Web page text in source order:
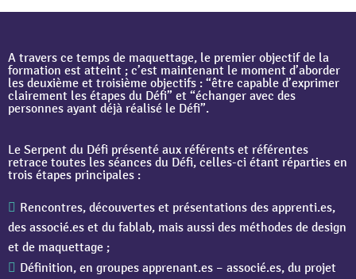
A travers ce temps de maquettage, le premier objectif de la
formation est atteint ; c’est maintenant le moment d’aborder
les deuxième et troisième objectifs : “être capable d’exprimer
clairement les étapes du Défi” et “échanger avec des
personnes ayant déjà réalisé le Défi”.
Le Serpent du Défi présenté aux référents et référentes
retrace toutes les séances du Défi, celles-ci étant réparties en
trois étapes principales :
Rencontres, découvertes et présentations des apprenti.es,
des associé.es et du fablab, mais aussi des méthodes de design
et de maquettage ;
Définition, en groupes apprenant.es – associé.es, du projet